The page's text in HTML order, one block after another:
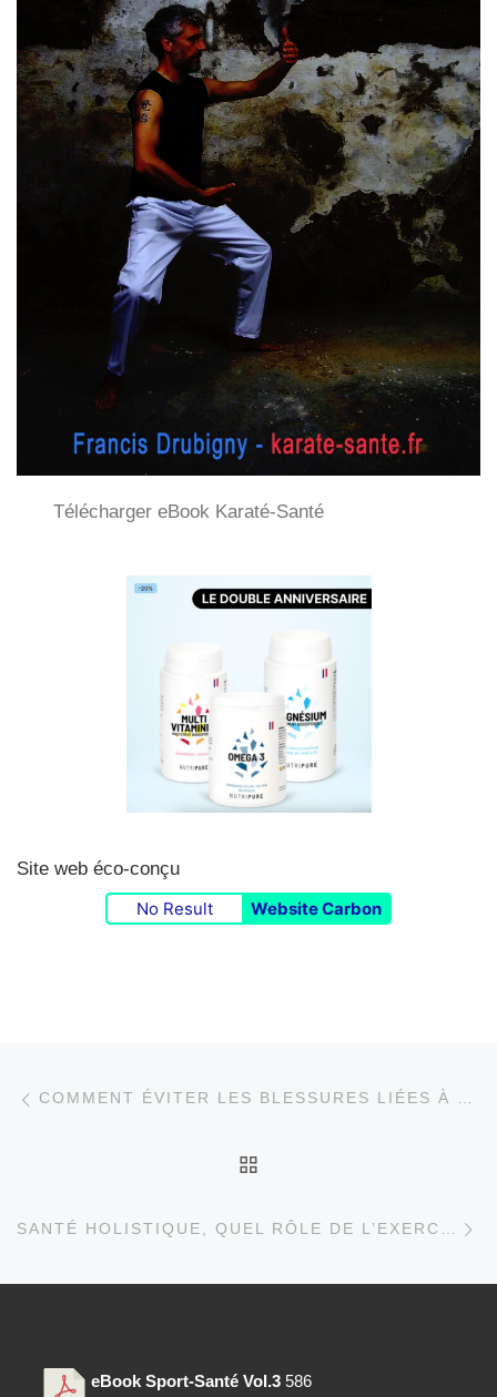
Télécharger eBook Karaté-Santé
Site web éco-conçu
No Result Website Carbon
COMMENT ÉVITER LES BLESSURES LIÉES À L’EXERCICE PHYSIQUE ?
eBook Sport-Santé Vol.3 586